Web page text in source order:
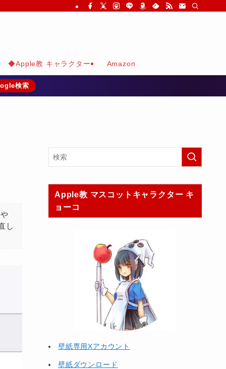
◆Apple教 キャラクター Amazon
検索
し
Apple教 マスコットキャラクター キ
ョーコ
壁紙専用Xアカウント
壁紙ダウンロード